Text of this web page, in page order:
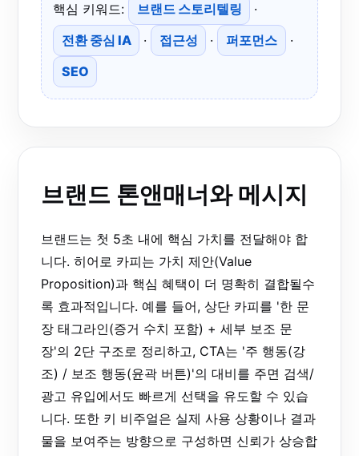
핵심 키워드: 브랜드 스토리텔링
·
전환 중심 IA
· 접근성 · 퍼포먼스
·
SEO
브랜드 톤앤매너와 메시지
브랜드는 첫 5초 내에 핵심 가치를 전달해야 합
니다. 히어로 카피는 가치 제안(Value
Proposition)과 핵심 혜택이 더 명확히 결합될수
록 효과적입니다. 예를 들어, 상단 카피를 '한 문
장 태그라인(증거 수치 포함) + 세부 보조 문
장'의 2단 구조로 정리하고, CTA는 '주 행동(강
조) / 보조 행동(윤곽 버튼)'의 대비를 주면 검색/
광고 유입에서도 빠르게 선택을 유도할 수 있습
니다. 또한 키 비주얼은 실제 사용 상황이나 결과
물을 보여주는 방향으로 구성하면 신뢰가 상승합